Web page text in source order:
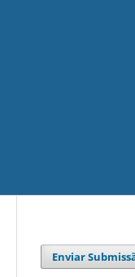
Enviar